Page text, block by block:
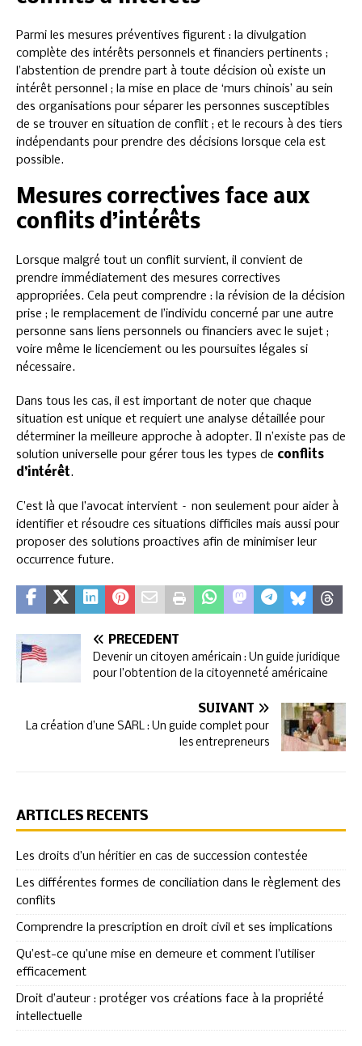
Parmi les mesures préventives figurent : la divulgation
complète des intérêts personnels et financiers pertinents ;
l’abstention de prendre part à toute décision où existe un
intérêt personnel ; la mise en place de ‘murs chinois’ au sein
des organisations pour séparer les personnes susceptibles
de se trouver en situation de conflit ; et le recours à des tiers
indépendants pour prendre des décisions lorsque cela est
possible.
Mesures correctives face aux
conflits d’intérêts
Lorsque malgré tout un conflit survient, il convient de
prendre immédiatement des mesures correctives
appropriées. Cela peut comprendre : la révision de la décision
prise ; le remplacement de l’individu concerné par une autre
personne sans liens personnels ou financiers avec le sujet ;
voire même le licenciement ou les poursuites légales si
nécessaire.
Dans tous les cas, il est important de noter que chaque
situation est unique et requiert une analyse détaillée pour
déterminer la meilleure approche à adopter. Il n’existe pas de
solution universelle pour gérer tous les types de conflits
d’intérêt.
C’est là que l’avocat intervient – non seulement pour aider à
identifier et résoudre ces situations difficiles mais aussi pour
proposer des solutions proactives afin de minimiser leur
occurrence future.
PRÉCÉDENT
Devenir un citoyen américain : Un guide juridique
pour l’obtention de la citoyenneté américaine
SUIVANT
La création d’une SARL : Un guide complet pour
les entrepreneurs
ARTICLES RÉCENTS
Les droits d’un héritier en cas de succession contestée
Les différentes formes de conciliation dans le règlement des
conflits
Comprendre la prescription en droit civil et ses implications
Qu’est-ce qu’une mise en demeure et comment l’utiliser
efficacement
Droit d’auteur : protéger vos créations face à la propriété
intellectuelle